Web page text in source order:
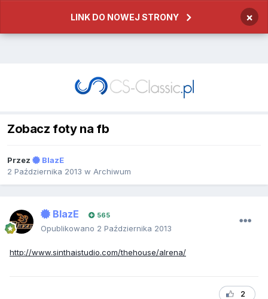
LINK DO NOWEJ STRONY ×
Zobacz foty na fb
Przez
BlazE
2 Października 2013 w Archiwum
BlazE 565
Opublikowano 2 Października 2013
http://www.sinthaistudio.com/thehouse/alrena/
2